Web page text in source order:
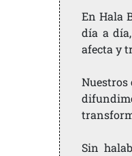
En Hala
día a
afecta y
Nuestros
Sin